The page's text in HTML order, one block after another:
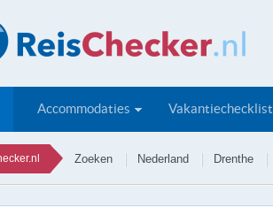
Accommodaties Vakantiechecklist
Zoeken Nederland Drenthe